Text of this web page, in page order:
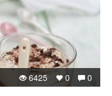
0
0
6425